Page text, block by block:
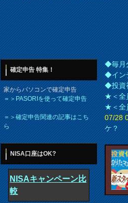
◆毎月
◆イン
◆投資
★＜全
★＜全
07/28
ケ？
確定申告 特集！
家からパソコンで確定申告
＝＞PASORIを使って確定申告
＝＞確定申告関連の記事はこち
ら
NISA口座はOK?
NISAキャンペーン比
較